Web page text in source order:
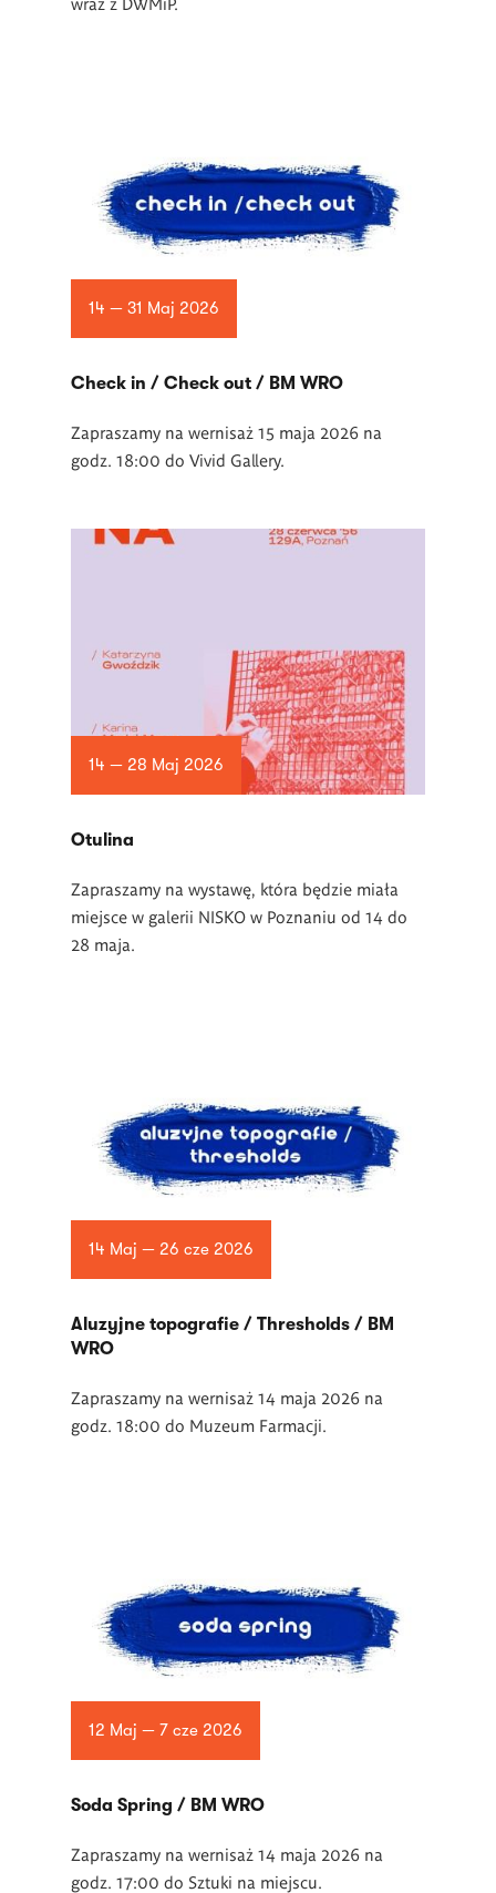
14 — 31 Maj 2026
Check in / Check out / BM WRO
Zapraszamy na wernisaż 15 maja 2026 na
godz. 18:00 do Vivid Gallery.
14 — 28 Maj 2026
Otulina
Zapraszamy na wystawę, która będzie miała
miejsce w galerii NISKO w Poznaniu od 14 do
28 maja.
14 Maj — 26 cze 2026
Aluzyjne topografie / Thresholds / BM
WRO
Zapraszamy na wernisaż 14 maja 2026 na
godz. 18:00 do Muzeum Farmacji.
12 Maj — 7 cze 2026
Soda Spring / BM WRO
Zapraszamy na wernisaż 14 maja 2026 na
godz. 17:00 do Sztuki na miejscu.